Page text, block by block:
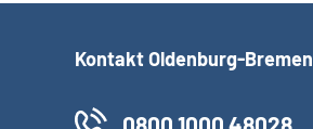
Kontakt Oldenburg-Bremen